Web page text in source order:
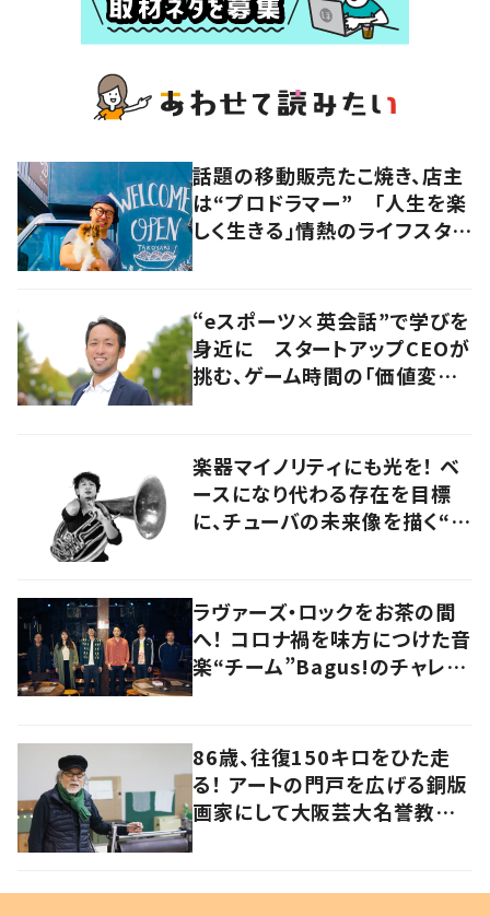
話題の移動販売たこ焼き、店主
は“プロドラマー” 「人生を楽
しく生きる」情熱のライフスタイ
“eスポーツ×英会話”で学びを
身近に スタートアップCEOが
挑む、ゲーム時間の「価値変容」
楽器マイノリティにも光を！ ベ
ースになり代わる存在を目標
に、チューバの未来像を描く“ブ
ラヴァーズ・ロックをお茶の間
へ！ コロナ禍を味方につけた音
楽“チーム”Bagus!のチャレン
86歳、往復150キロをひた走
る！ アートの門戸を広げる銅版
画家にして大阪芸大名誉教授・